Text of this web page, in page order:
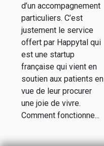
d’un accompagnement
particuliers. C’est
justement le service
offert par Happytal qui
est une startup
française qui vient en
soutien aux patients en
vue de leur procurer
une joie de vivre.
Comment fonctionne...